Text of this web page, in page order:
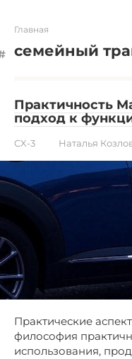
Главная
семейный
Практичность
подход к
CX-3 Наталья
Практические
философия
использования,